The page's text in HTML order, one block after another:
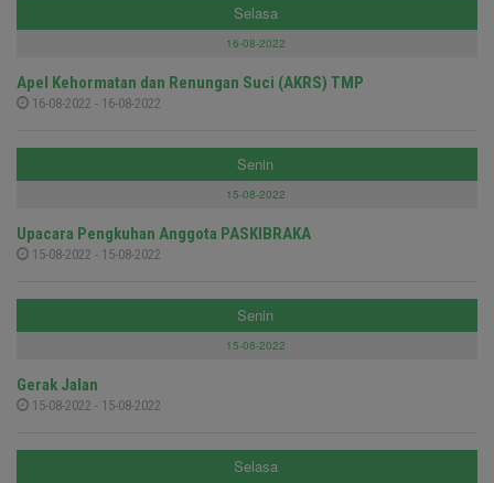
Selasa
16-08-2022
Apel Kehormatan dan Renungan Suci (AKRS) TMP
16-08-2022 - 16-08-2022
Senin
15-08-2022
Upacara Pengkuhan Anggota PASKIBRAKA
15-08-2022 - 15-08-2022
Senin
15-08-2022
Gerak Jalan
15-08-2022 - 15-08-2022
Selasa